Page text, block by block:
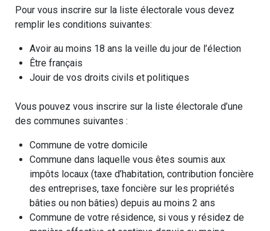
Pour vous inscrire sur la liste électorale vous devez
remplir les conditions suivantes:
Avoir au moins 18 ans la veille du jour de l’élection
Être français
Jouir de vos droits civils et politiques
Vous pouvez vous inscrire sur la liste électorale d’une
des communes suivantes :
Commune de votre domicile
Commune dans laquelle vous êtes soumis aux
impôts locaux (taxe d’habitation, contribution foncière
des entreprises, taxe foncière sur les propriétés
bâties ou non bâties) depuis au moins 2 ans
Commune de votre résidence, si vous y résidez de